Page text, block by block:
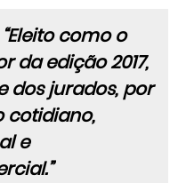
como o
da edição 2017,
dos jurados, por
cotidiano,
e